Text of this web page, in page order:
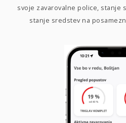
svoje zavarovalne police, stanje
stanje sredstev na